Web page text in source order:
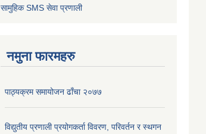
सामुहिकSMS सेवाप्रणाली
नमुना फारमहरु
पाठ्यक्रम समायोजन ढाँचा २०७७
विद्युतीय प्रणाली प्रयोगकर्ता विवरण, परिवर्तन र स्थगन